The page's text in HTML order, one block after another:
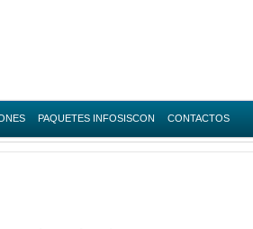
PAQUETES INFOSISCON CONTACTOS